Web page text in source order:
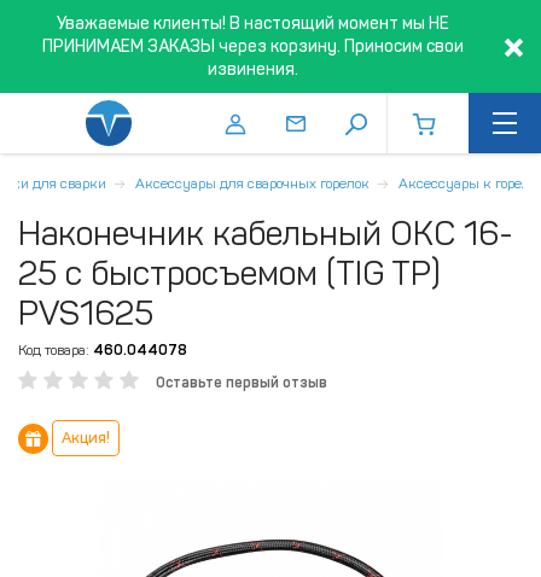
Уважаемые клиенты! В настоящий момент мы НЕ
ПРИНИМАЕМ ЗАКАЗЫ через корзину. Приносим свои
извинения.
для сварки Аксессуары для сварочных горелок Аксессуары к
Наконечник кабельный ОКС 16-
25 с быстросъемом (TIG TP)
PVS1625
Код товара: 460.044078
Оставьте первый отзыв
Акция!